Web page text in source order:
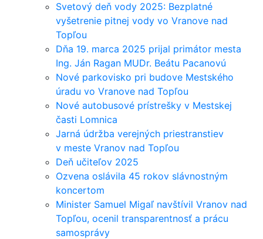
Svetový deň vody 2025: Bezplatné
vyšetrenie pitnej vody vo Vranove nad
Topľou
Dňa 19. marca 2025 prijal primátor mesta
Ing. Ján Ragan MUDr. Beátu Pacanovú
Nové parkovisko pri budove Mestského
úradu vo Vranove nad Topľou
Nové autobusové prístrešky v Mestskej
časti Lomnica
Jarná údržba verejných priestranstiev
v meste Vranov nad Topľou
Deň učiteľov 2025
Ozvena oslávila 45 rokov slávnostným
koncertom
Minister Samuel Migaľ navštívil Vranov nad
Topľou, ocenil transparentnosť a prácu
samosprávy